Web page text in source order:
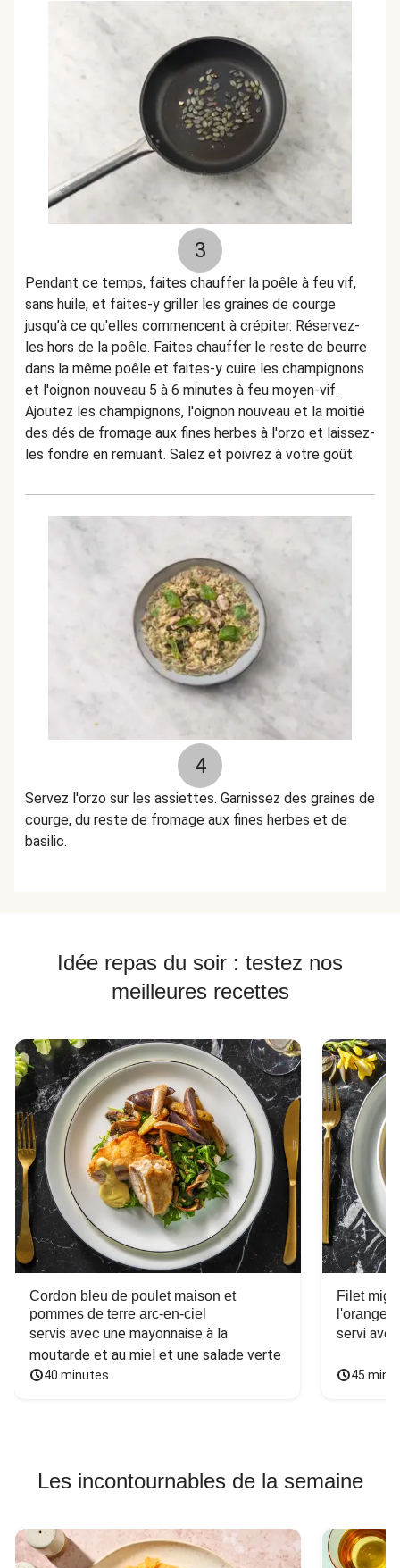
3
Pendant ce temps, faites chauffer la poêle à feu vif,
sans huile, et faites-y griller les graines de courge
jusqu’à ce qu'elles commencent à crépiter. Réservez-
les hors de la poêle. Faites chauffer le reste de beurre
dans la même poêle et faites-y cuire les champignons
et l'oignon nouveau 5 à 6 minutes à feu moyen-vif.
Ajoutez les champignons, l'oignon nouveau et la moitié
des dés de fromage aux fines herbes à l'orzo et laissez-
les fondre en remuant. Salez et poivrez à votre goût.
4
Servez l'orzo sur les assiettes. Garnissez des graines de
courge, du reste de fromage aux fines herbes et de
basilic.
Idée repas du soir : testez nos
meilleures recettes
Cordon bleu de poulet maison et
pommes de terre arc-en-ciel
servis avec une mayonnaise à la
moutarde et au miel et une salade verte
40 minutes
Filet
l'orange
servi
45
Les incontournables de la semaine